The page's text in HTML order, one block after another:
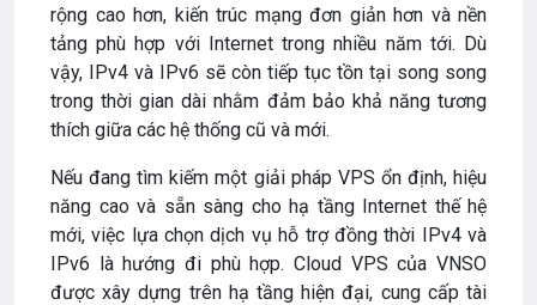
rộng cao hơn, kiến trúc mạng đơn giản hơn và nền
tảng phù hợp với Internet trong nhiều năm tới. Dù
vậy, IPv4 và IPv6 sẽ còn tiếp tục tồn tại song song
trong thời gian dài nhằm đảm bảo khả năng tương
thích giữa các hệ thống cũ và mới.
Nếu đang tìm kiếm một giải pháp VPS ổn định, hiệu
năng cao và sẵn sàng cho hạ tầng Internet thế hệ
mới, việc lựa chọn dịch vụ hỗ trợ đồng thời IPv4 và
IPv6 là hướng đi phù hợp. Cloud VPS của VNSO
được xây dựng trên hạ tầng hiện đại, cung cấp tài